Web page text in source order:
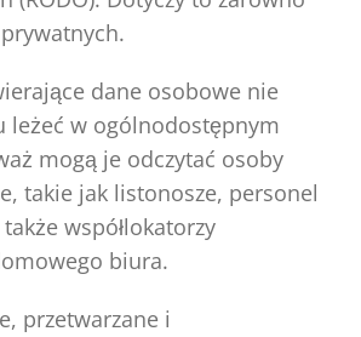
dane osobowe nie
leżeć w ogólnodostępnym
mogą je odczytać osoby
takie jak listonosze, personel
współlokatorzy
biura.
przetwarzane i